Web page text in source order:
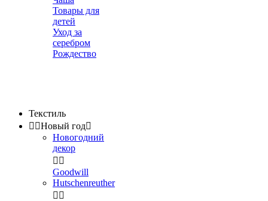
Товары для
детей
Уход за
серебром
Рождество
Текстиль
 Новый год
Новогодний
декор
 
Goodwill
Hutschenreuther
 